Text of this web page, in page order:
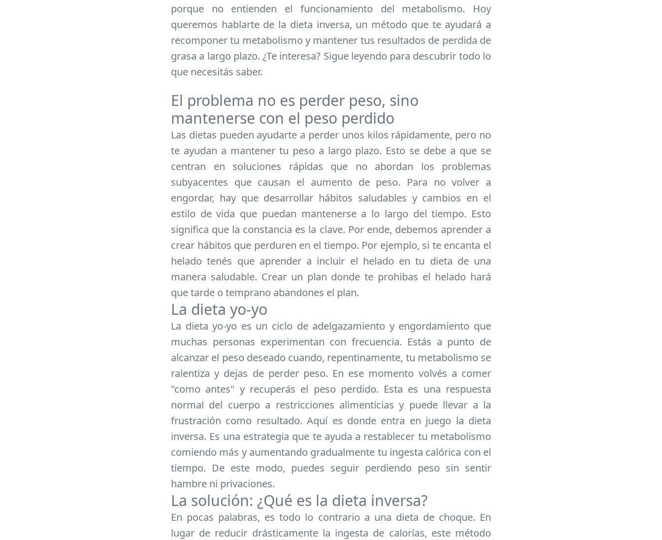
porque no entienden el funcionamiento del metabolismo. Hoy
queremos hablarte de la dieta inversa, un método que te ayudará a
recomponer tu metabolismo y mantener tus resultados de perdida de
grasa a largo plazo. ¿Te interesa? Sigue leyendo para descubrir todo lo
que necesitás saber.
El problema no es perder peso, sino
mantenerse con el peso perdido
Las dietas pueden ayudarte a perder unos kilos rápidamente, pero no
te ayudan a mantener tu peso a largo plazo. Esto se debe a que se
centran en soluciones rápidas que no abordan los problemas
subyacentes que causan el aumento de peso. Para no volver a
engordar, hay que desarrollar hábitos saludables y cambios en el
estilo de vida que puedan mantenerse a lo largo del tiempo. Esto
significa que la constancia es la clave. Por ende, debemos aprender a
crear hábitos que perduren en el tiempo. Por ejemplo, si te encanta el
helado tenés que aprender a incluir el helado en tu dieta de una
manera saludable. Crear un plan donde te prohibas el helado hará
que tarde o temprano abandones el plan.
La dieta yo-yo
La dieta yo-yo es un ciclo de adelgazamiento y engordamiento que
muchas personas experimentan con frecuencia. Estás a punto de
alcanzar el peso deseado cuando, repentinamente, tu metabolismo se
ralentiza y dejas de perder peso. En ese momento volvés a comer
"como antes" y recuperás el peso perdido. Esta es una respuesta
normal del cuerpo a restricciones alimenticias y puede llevar a la
frustración como resultado. Aquí es donde entra en juego la dieta
inversa. Es una estrategia que te ayuda a restablecer tu metabolismo
comiendo más y aumentando gradualmente tu ingesta calórica con el
tiempo. De este modo, puedes seguir perdiendo peso sin sentir
hambre ni privaciones.
La solución: ¿Qué es la dieta inversa?
En pocas palabras, es todo lo contrario a una dieta de choque. En
lugar de reducir drásticamente la ingesta de calorías, este método